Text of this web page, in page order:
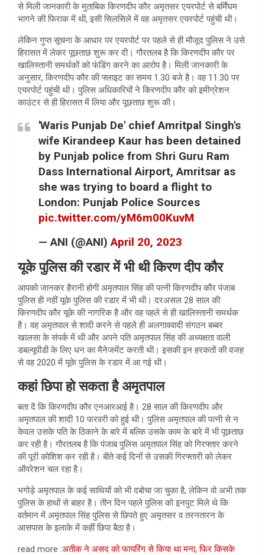
से मिली जानकारी के मुताबिक किरणदीप कौर अमृतसर एयरपोर्ट से बर्मिंघम
भागने की फिराक में थी, इसी सिलसिले में वह अमृतसर एयरपोर्ट पहुंची थी।
लेकिन गुप्त सूचना के आधार पर एयरपोर्ट पर पहले से ही मौजूद पुलिस ने उसे
हिरासत में लेकर पूछताछ शुरू कर दी। गौरतलब है कि किरणदीप कौर पर
खालिस्तानी समर्थकों को फंडिंग करने का आरोप है। मिली जानकारी के
अनुसार, किरणदीप कौर की फ्लाइट का समय 1.30 बजे है। वह 11.30 पर
एयरपोर्ट पहुंची थी। पुलिस अधिकारियों ने किरणदीप कौर को इमीग्रेशन
काउंटर से ही हिरासत में लिया और पूछताछ शुरू की।
'Waris Punjab De' chief Amritpal Singh's
wife Kirandeep Kaur has been detained
by Punjab police from Shri Guru Ram
Dass International Airport, Amritsar as
she was trying to board a flight to
London: Punjab Police Sources
pic.twitter.com/yM6m00KuvM
— ANI (@ANI)April 20, 2023
यूके पुलिस की रडार में भी थी किरण दीप कौर
आपको जानकर हैरानी होगी अमृतपाल सिंह की पत्नी किरणदीप कौर पंजाब
पुलिस ही नहीं यूके पुलिस की रडार में भी थी। दरअसल 28 साल की
किरणदीप कौर यूके की नागरिक है और वह पहले से ही खालिस्तानी समर्थक
है। वह अमृतपाल से शादी करने से पहले ही अलगाववादी संगठन बब्बर
खालसा के संपर्क में थी और अपने पति अमृतपाल सिंह की अध्यक्षता वाली
डबल्यूपीडी के लिए धन का मैनेजमेंट करती थी। इसकी इन हरकतों की वजह
से वह 2020 में यूके पुलिस के रडार में आ गई थी।
कहां छिपा हो सकता है अमृतपाल
बता दें कि किरणदीप कौर एनआरआई है। 28 साल की किरणदीप और
अमृतपाल की शादी 10 फरवरी को हुई थी। पुलिस अमृतपाल की पत्नी से न
केवल उसके पति के ठिकाने के बारे में बल्कि उसके काम के बारे में भी पूछताछ
कर रही है। गौरतलब है कि पंजाब पुलिस अमृतपाल सिंह को गिरफ्तार करने
की पूरी कोशिश कर रही है। बीते कई दिनों से उसकी गिरफ्तारी को लेकर
ऑपरेशन चल रहा है।
भगोड़े अमृतपाल के कई साथियों को भी दबोचा जा चुका है, लेकिन वो अभी तक
पुलिस के हाथों से बाहर है। तीन दिन पहले पुलिस को इनपुट मिले थे कि
वर्तमान में अमृतपाल सिंह पुलिस से छिपते हुए अमृतसर व तरनतारन के
आसपास के इलाके में कहीं छिपा बैठा है।
read more :अतीक ने असद को फायरिंग से किया था मना, फिर किसके